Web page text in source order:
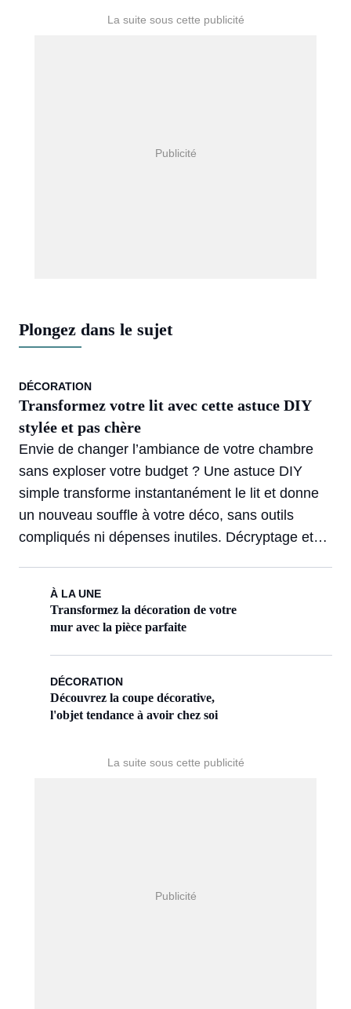
Plongez dans le sujet
DÉCORATION
Transformez votre lit avec cette astuce DIY
stylée et pas chère
Envie de changer l’ambiance de votre chambre
sans exploser votre budget ? Une astuce DIY
simple transforme instantanément le lit et donne
un nouveau souffle à votre déco, sans outils
compliqués ni dépenses inutiles. Décryptage et
À LA UNE
Transformez la décoration de votre
mur avec la pièce parfaite
DÉCORATION
Découvrez la coupe décorative,
l'objet tendance à avoir chez soi